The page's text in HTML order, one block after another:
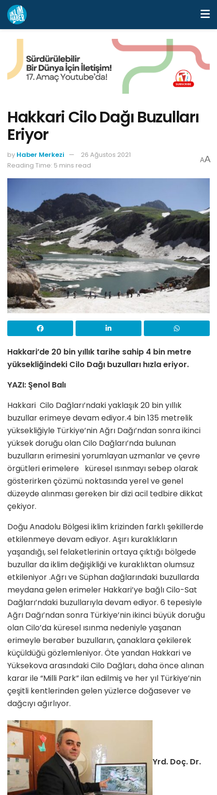
Hakkari Cilo Dağı Buzulları
Eriyor
by Haber Merkezi
26 Ağustos 2021
Reading Time: 5 mins read
AA
Hakkari’de 20 bin yıllık tarihe sahip 4 bin metre
yüksekliğindeki Cilo Dağı buzulları hızla eriyor.
YAZI: Şenol Balı
Hakkari Cilo Dağları’ndaki yaklaşık 20 bin yıllık
buzullar erimeye devam ediyor.4 bin 135 metrelik
yüksekliğiyle Türkiye’nin Ağrı Dağı’ndan sonra ikinci
yüksek doruğu olan Cilo Dağları’nda bulunan
buzulların erimesini yorumlayan uzmanlar ve çevre
örgütleri erimelere küresel ısınmayı sebep olarak
gösterirken çözümü noktasında yerel ve genel
düzeyde alınması gereken bir dizi acil tedbire dikkat
çekiyor.
Doğu Anadolu Bölgesi iklim krizinden farklı şekillerde
etkilenmeye devam ediyor. Aşırı kuraklıkların
yaşandığı, sel felaketlerinin ortaya çıktığı bölgede
buzullar da iklim değişikliği ve kuraklıktan olumsuz
etkileniyor .Ağrı ve Süphan dağlarındaki buzullarda
meydana gelen erimeler Hakkari’ye bağlı Cilo-Sat
Dağları’ndaki buzullarıyla devam ediyor. 6 tepesiyle
Ağrı Dağı’ndan sonra Türkiye’nin ikinci büyük doruğu
olan Cilo’da küresel ısınma nedeniyle yaşanan
erimeyle beraber buzulların, çanaklara çekilerek
küçüldüğü gözlemleniyor. Öte yandan Hakkari ve
Yüksekova arasındaki Cilo Dağları, daha önce alınan
karar ile “Milli Park” ilan edilmiş ve her yıl Türkiye’nin
çeşitli kentlerinden gelen yüzlerce doğasever ve
dağcıyı ağırlıyor.
Yrd. Doç. Dr.